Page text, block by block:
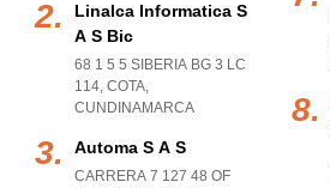
Linalca Informatica S
A S Bic
68 1 5 5 SIBERIA BG 3 LC
114, COTA,
CUNDINAMARCA
Automa S A S
CARRERA 7 127 48 OF